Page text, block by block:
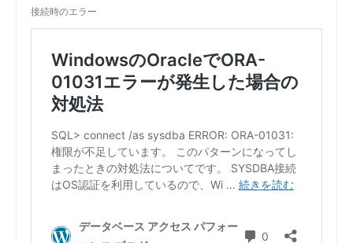
接続時のエラー